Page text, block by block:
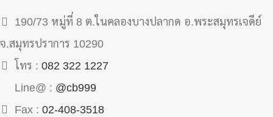
190/73 หมู่ที่ 8 ต.ในคลองบางปลากด อ.พระสมุทรเจดีย์
จ.สมุทรปราการ 10290
โทร : 082 322 1227
Line@ : @cb999
Fax : 02-408-3518